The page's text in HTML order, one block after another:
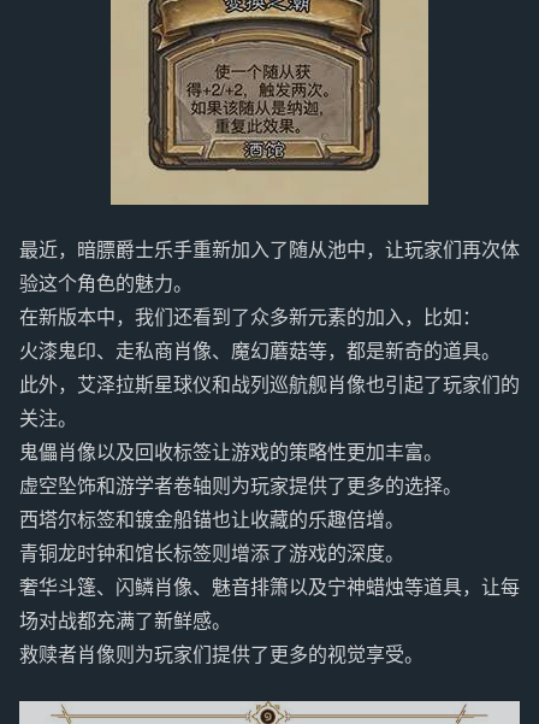
最近，暗膘爵士乐手重新加入了随从池中，让玩家们再次体
验这个角色的魅力。
在新版本中，我们还看到了众多新元素的加入，比如：
火漆鬼印、走私商肖像、魔幻蘑菇等，都是新奇的道具。
此外，艾泽拉斯星球仪和战列巡航舰肖像也引起了玩家们的
关注。
鬼儡肖像以及回收标签让游戏的策略性更加丰富。
虚空坠饰和游学者卷轴则为玩家提供了更多的选择。
西塔尔标签和镀金船锚也让收藏的乐趣倍增。
青铜龙时钟和馆长标签则增添了游戏的深度。
奢华斗篷、闪鳞肖像、魅音排箫以及宁神蜡烛等道具，让每
场对战都充满了新鲜感。
救赎者肖像则为玩家们提供了更多的视觉享受。